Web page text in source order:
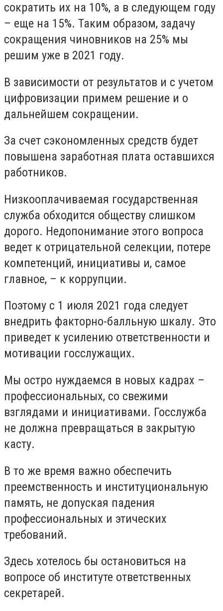
сократить их на 10%, а в следующем году
– еще на 15%. Таким образом, задачу
сокращения чиновников на 25% мы
решим уже в 2021 году.
В зависимости от результатов и с учетом
цифровизации примем решение и о
дальнейшем сокращении.
За счет сэкономленных средств будет
повышена заработная плата оставшихся
работников.
Низкооплачиваемая государственная
служба обходится обществу слишком
дорого. Недопонимание этого вопроса
ведет к отрицательной селекции, потере
компетенций, инициативы и, самое
главное, – к коррупции.
Поэтому с 1 июля 2021 года следует
внедрить факторно-балльную шкалу. Это
приведет к усилению ответственности и
мотивации госслужащих.
Мы остро нуждаемся в новых кадрах –
профессиональных, со свежими
взглядами и инициативами. Госслужба
не должна превращаться в закрытую
касту.
В то же время важно обеспечить
преемственность и институциональную
память, не допуская падения
профессиональных и этических
требований.
Здесь хотелось бы остановиться на
вопросе об институте ответственных
секретарей.